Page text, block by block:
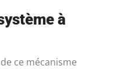
à
ce mécanisme